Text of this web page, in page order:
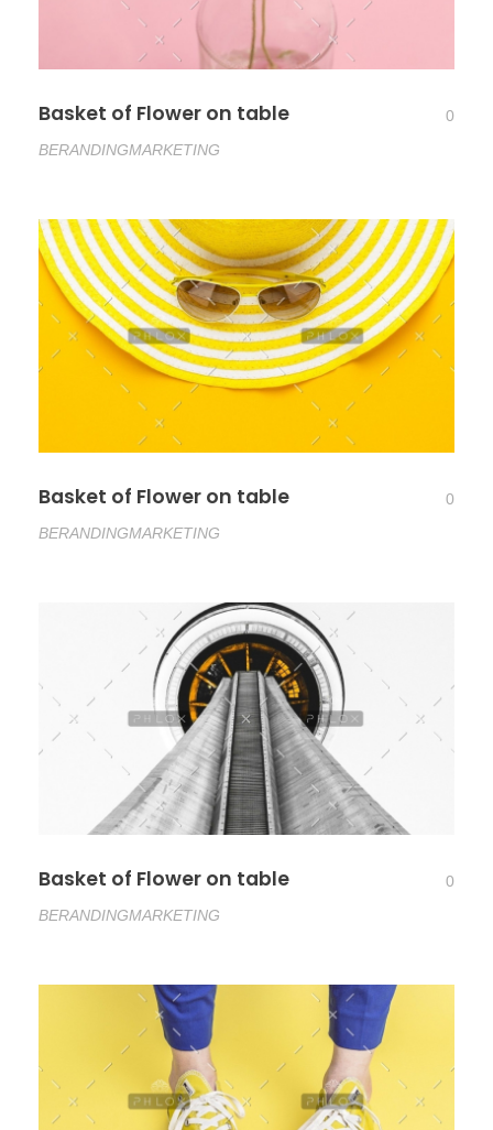
Basket of Flower on table
0
BERANDINGMARKETING
Basket of Flower on table
0
BERANDINGMARKETING
Basket of Flower on table
0
BERANDINGMARKETING